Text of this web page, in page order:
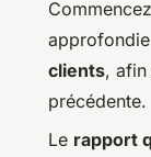
clients,
précédente.
Le rapport